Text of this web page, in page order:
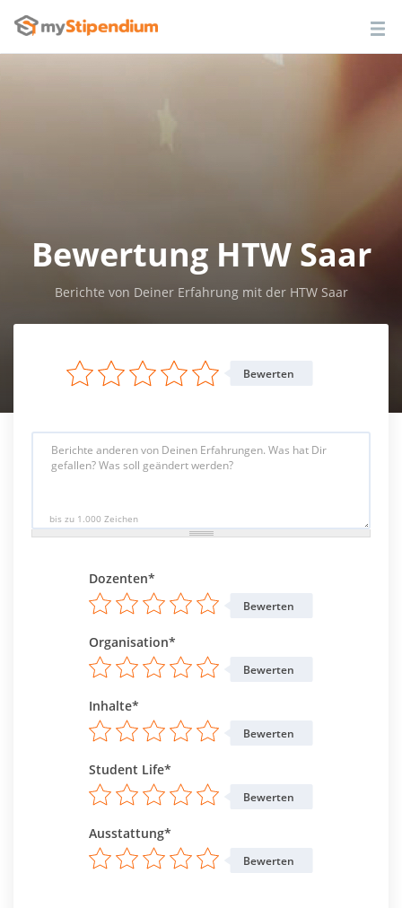
Bewertung HTW Saar
Berichte von Deiner Erfahrung mit der HTW Saar
Bewerten
bis zu 1.000 Zeichen
Dozenten*
Bewerten
Organisation*
Bewerten
Inhalte*
Bewerten
Student Life*
Bewerten
Ausstattung*
Bewerten